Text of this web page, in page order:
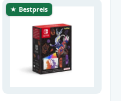
★ Bestpreis